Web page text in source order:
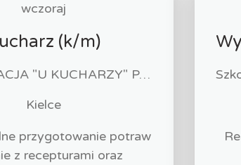
wczoraj
(k/m)
RESTAURACJA "U KUCHARZY" PAWEŁ PACIERZ
Kielce
przygotowanie potraw
z recepturami oraz